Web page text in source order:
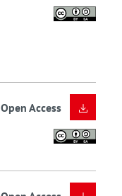
Open Access